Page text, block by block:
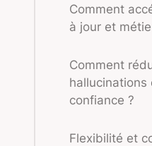
Comment
à jour et
Comment
hallucinations
confiance ?
Flexibilité et